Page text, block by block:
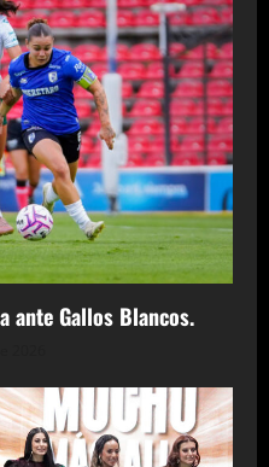
ante Gallos Blancos.